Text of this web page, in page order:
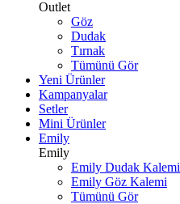
Outlet
Göz
Dudak
Tırnak
Tümünü Gör
Yeni Ürünler
Kampanyalar
Setler
Mini Ürünler
Emily
Emily
Emily Dudak Kalemi
Emily Göz Kalemi
Tümünü Gör